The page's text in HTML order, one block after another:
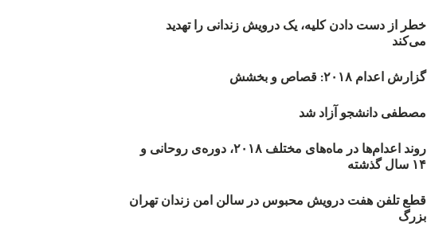
خطر از دست دادن کلیه، یک درویش زندانی را تهدید
می‌کند
گزارش اعدام ۲۰۱۸: قصاص و بخشش
مصطفی دانشجو آزاد شد
روند اعدام‌ها در ماه‌های مختلف ۲۰۱۸، دوره‌ی روحانی و
۱۴ سال گذشته
قطع تلفن هفت درویش محبوس در سالن امن زندان تهران
بزرگ